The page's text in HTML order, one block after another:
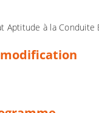
Aptitude à la Conduite